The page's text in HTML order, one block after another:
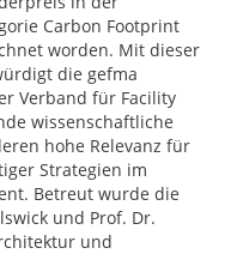
Carbon Footprint
worden. Mit dieser
die gefma
Verband für Facility
wissenschaftliche
hohe Relevanz für
Strategien im
Betreut wurde die
und Prof. Dr.
und